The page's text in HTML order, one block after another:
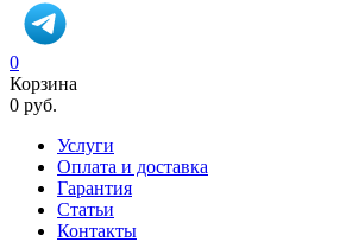
0
Корзина
0 руб.
Услуги
Оплата и доставка
Гарантия
Статьи
Контакты